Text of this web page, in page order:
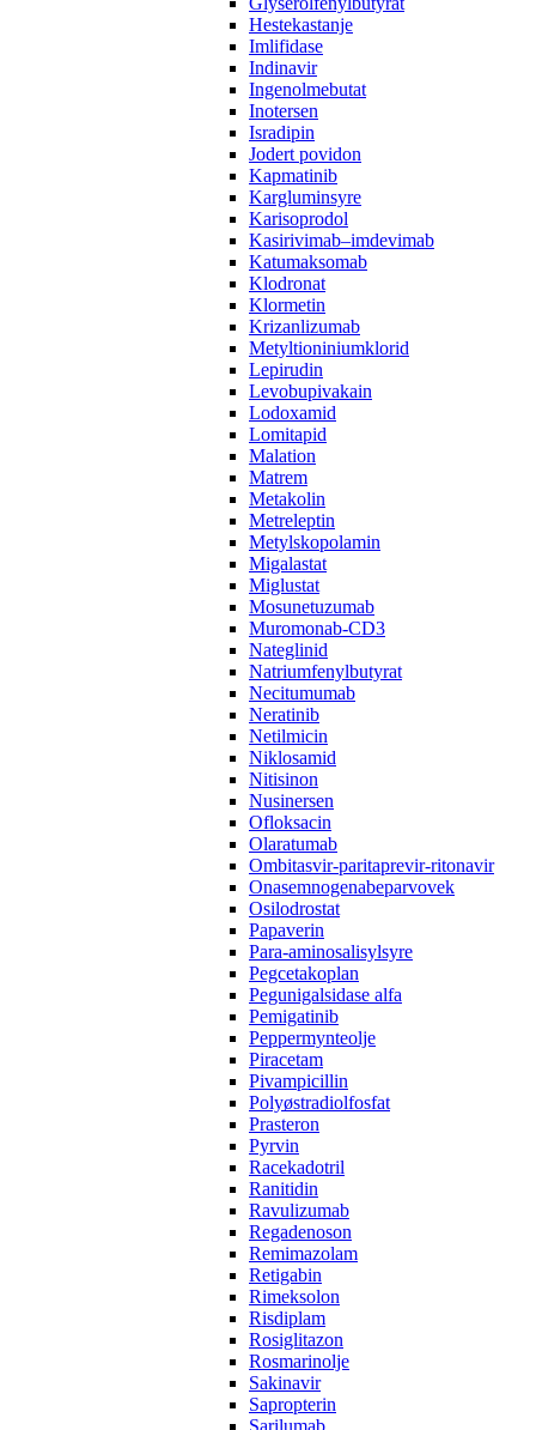
Hestekastanje
Imlifidase
Indinavir
Ingenolmebutat
Inotersen
Isradipin
Jodert povidon
Kapmatinib
Kargluminsyre
Karisoprodol
Kasirivimab–imdevimab
Katumaksomab
Klodronat
Klormetin
Krizanlizumab
Metyltioniniumklorid
Lepirudin
Levobupivakain
Lodoxamid
Lomitapid
Malation
Matrem
Metakolin
Metreleptin
Metylskopolamin
Migalastat
Miglustat
Mosunetuzumab
Muromonab-CD3
Nateglinid
Natriumfenylbutyrat
Necitumumab
Neratinib
Netilmicin
Niklosamid
Nitisinon
Nusinersen
Ofloksacin
Olaratumab
Ombitasvir-paritaprevir-ritonavir
Onasemnogenabeparvovek
Osilodrostat
Papaverin
Para-aminosalisylsyre
Pegcetakoplan
Pegunigalsidase alfa
Pemigatinib
Peppermynteolje
Piracetam
Pivampicillin
Polyøstradiolfosfat
Prasteron
Pyrvin
Racekadotril
Ranitidin
Ravulizumab
Regadenoson
Remimazolam
Retigabin
Rimeksolon
Risdiplam
Rosiglitazon
Rosmarinolje
Sakinavir
Sapropterin
Sarilumab